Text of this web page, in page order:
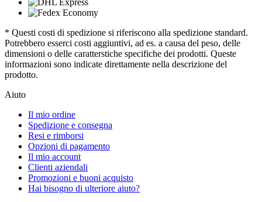
* Questi costi di spedizione si riferiscono alla spedizione standard.
Potrebbero esserci costi aggiuntivi, ad es. a causa del peso, delle
dimensioni o delle caratterstiche specifiche dei prodotti. Queste
informazioni sono indicate direttamente nella descrizione del
prodotto.
Aiuto
Il mio ordine
Spedizione e consegna
Resi e rimborsi
Opzioni di pagamento
Il mio account
Clienti aziendali
Promozioni e buoni acquisto
Hai bisogno di ulteriore aiuto?